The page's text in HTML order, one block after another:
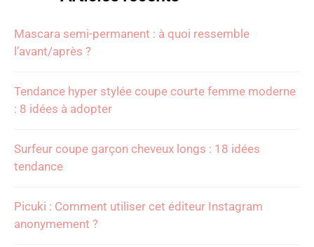
Mascara semi-permanent : à quoi ressemble
l’avant/après ?
Tendance hyper stylée coupe courte femme moderne
: 8 idées à adopter
Surfeur coupe garçon cheveux longs : 18 idées
tendance
Picuki : Comment utiliser cet éditeur Instagram
anonymement ?